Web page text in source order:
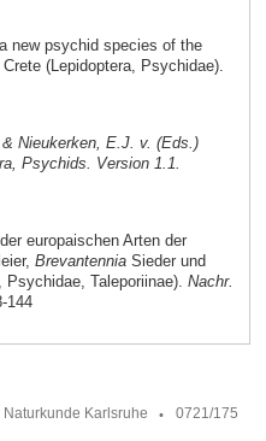
new psychid species of the
(Lepidoptera, Psychidae).
Nieukerken, E.J. v. (Eds.)
Psychids. Version 1.1.
europaischen Arten der
BrevantenniaSieder und
Taleporiinae). Nachr.
144
Karlsruhe
0721/175